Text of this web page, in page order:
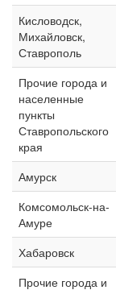
Кисловодск,
Михайловск,
Ставрополь
Прочие города и
населенные
пункты
Ставропольского
края
Амурск
Комсомольск-на-
Амуре
Хабаровск
Прочие города и